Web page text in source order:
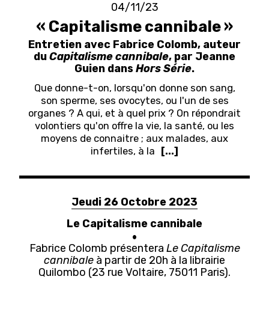
04/11/23
« Capitalisme cannibale »
Entretien avec Fabrice Colomb, auteur
duCapitalisme cannibale, par Jeanne
Guien dans Hors Série.
Que donne-t-on, lorsqu'on donne son sang,
son sperme, ses ovocytes, ou l'un de ses
organes ? A qui, et à quel prix ? On répondrait
volontiers qu'on offre la vie, la santé, ou les
moyens de connaitre ; aux malades, aux
infertiles, à la
[...]
Jeudi 26 Octobre 2023
Le Capitalisme cannibale
Fabrice Colomb présentera Le Capitalisme
cannibale à partir de 20h à la librairie
Quilombo (23 rue Voltaire, 75011 Paris).